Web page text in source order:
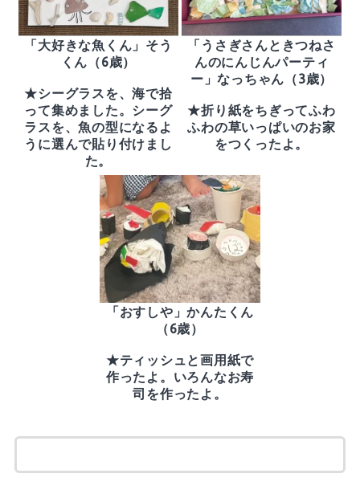
「大好きな魚くん」そう
くん（6歳）
★シーグラスを、海で拾
って集めました。シーグ
ラスを、魚の型になるよ
うに選んで貼り付けまし
た。
「うさぎさんときつねさ
んのにんじんパーティ
ー」なっちゃん（3歳）
★折り紙をちぎってふわ
ふわの草いっぱいのお家
をつくったよ。
「おすしや」かんたくん
（6歳）
★ティッシュと画用紙で
作ったよ。いろんなお寿
司を作ったよ。